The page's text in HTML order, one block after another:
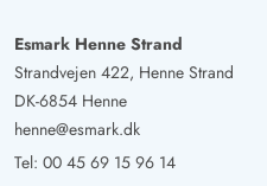
Esmark Henne Strand
Strandvejen 422, Henne Strand
DK-6854 Henne
henne@esmark.dk
Tel: 00 45 69 15 96 14